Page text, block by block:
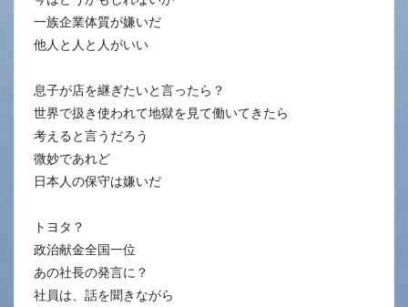
一族企業体質が嫌いだ
他人と人と人がいい
息子が店を継ぎたいと言ったら？
世界で扱き使われて地獄を見て働いてきたら
考えると言うだろう
微妙であれど
日本人の保守は嫌いだ
トヨタ？
政治献金全国一位
あの社長の発言に？
社員は、話を聞きながら